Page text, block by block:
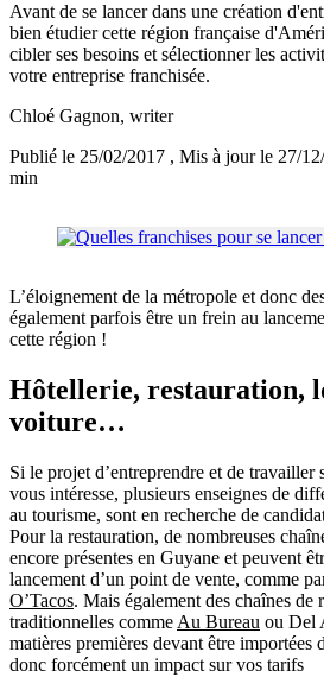
Avant de se lancer dans une création
bien étudier cette région française
cibler ses besoins et sélectionner les
votre entreprise franchisée.
Chloé Gagnon, writer
Publié le 25/02/2017 , Mis à jour le 27/
min
L’éloignement de la métropole et donc
également parfois être un frein au
cette région !
Hôtellerie, restauration,
voiture…
Si le projet d’entreprendre et de travailler
vous intéresse, plusieurs enseignes de
au tourisme, sont en recherche de
Pour la restauration, de nombreuses
encore présentes en Guyane et peuvent
lancement d’un point de vente, comme
O’Tacos. Mais également des chaînes de
traditionnelles comme Au Bureau ou Del
matières premières devant être importées
donc forcément un impact sur vos tarifs